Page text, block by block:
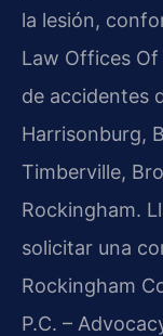
la lesión,
Law Offices Of
de accidentes
Harrisonburg,
Timberville,
Rockingham.
solicitar una
Rockingham
P.C. –